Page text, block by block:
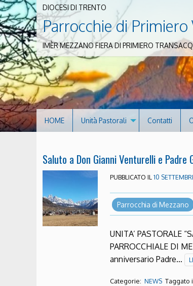
DIOCESI DI TRENTO
Parrocchie di Primiero
IMÈR MEZZANO FIERA DI PRIMIERO
HOME Unità Pastorali Contatti
Saluto a Don Gianni Venturelli e Padre
PUBBLICATO IL10
Parrocchia di Mezzano
UNITA’ PASTORALE
PARROCCHIALE DI
anniversario Padre…
Categorie: NEWS Taggato